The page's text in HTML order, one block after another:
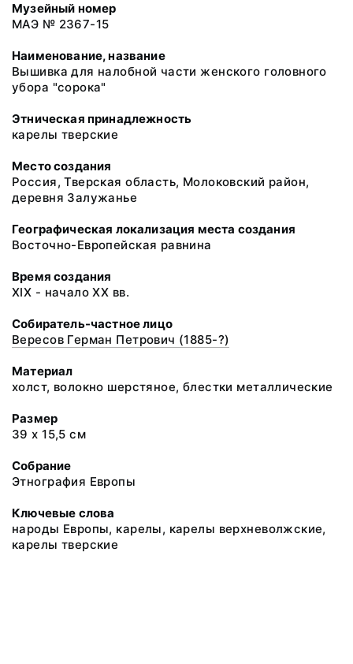
Музейный номер
МАЭ № 2367-15
Наименование, название
Вышивка для налобной части женского головного
убора "сорока"
Этническая принадлежность
карелы тверские
Место создания
Россия, Тверская область, Молоковский район,
деревня Залужанье
Географическая локализация места создания
Восточно-Европейская равнина
Время создания
XIX - начало XX вв.
Собиратель-частное лицо
Вересов Герман Петрович (1885-?)
Материал
холст, волокно шерстяное, блестки металлические
Размер
39 х 15,5 см
Собрание
Этнография Европы
Ключевые слова
народы Европы, карелы, карелы верхневолжские,
карелы тверские